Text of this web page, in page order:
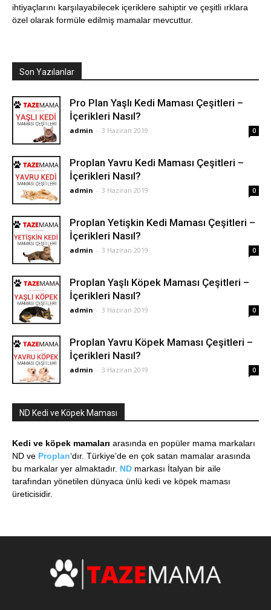
ihtiyaçlarını karşılayabilecek içeriklere sahiptir ve çeşitli ırklara
özel olarak formüle edilmiş mamalar mevcuttur.
Son Yazılanlar
Pro Plan Yaşlı Kedi Maması Çeşitleri –
İçerikleri Nasıl?
admin - 3 Haziran 2019 0
Proplan Yavru Kedi Maması Çeşitleri –
İçerikleri Nasıl?
admin - 3 Haziran 2019 0
Proplan Yetişkin Kedi Maması Çeşitleri –
İçerikleri Nasıl?
admin - 3 Haziran 2019 0
Proplan Yaşlı Köpek Maması Çeşitleri –
İçerikleri Nasıl?
admin - 3 Haziran 2019 0
Proplan Yavru Köpek Maması Çeşitleri –
İçerikleri Nasıl?
admin - 3 Haziran 2019 0
ND Kedi ve Köpek Maması
Kedi ve köpek mamaları arasında en popüler mama markaları
ND ve Proplan‘dır. Türkiye’de en çok satan mamalar arasında
bu markalar yer almaktadır. ND markası İtalyan bir aile
tarafından yönetilen dünyaca ünlü kedi ve köpek maması
üreticisidir.